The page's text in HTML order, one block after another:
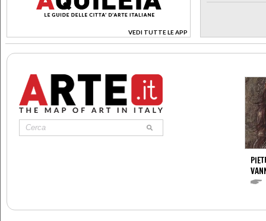
VEDI TUTTE LE APP
>